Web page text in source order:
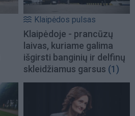
Klaipėdos pulsas
Klaipėdoje - prancūzų
laivas, kuriame galima
išgirsti banginių ir delfinų
skleidžiamus garsus (1)